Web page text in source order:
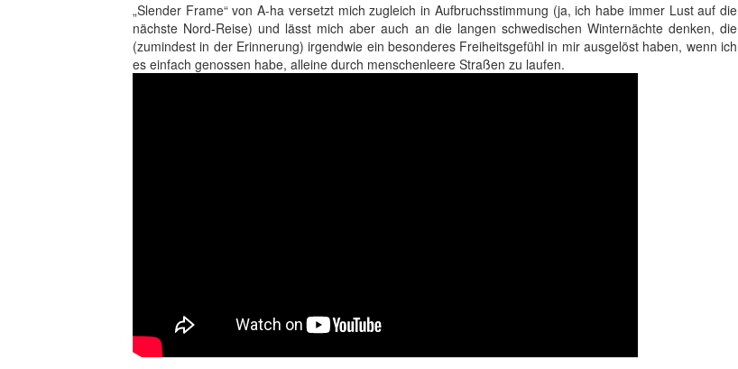
„Slender Frame“ von A-ha versetzt mich zugleich in Aufbruchsstimmung (ja, ich habe immer Lust auf die
nächste Nord-Reise) und lässt mich aber auch an die langen schwedischen Winternächte denken, die
(zumindest in der Erinnerung) irgendwie ein besonderes Freiheitsgefühl in mir ausgelöst haben, wenn ich
es einfach genossen habe, alleine durch menschenleere Straßen zu laufen.